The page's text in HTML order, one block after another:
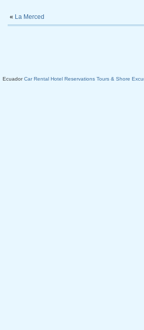
« La Merced
EcuadorCar Rental Hotel Reservations Tours & Shore